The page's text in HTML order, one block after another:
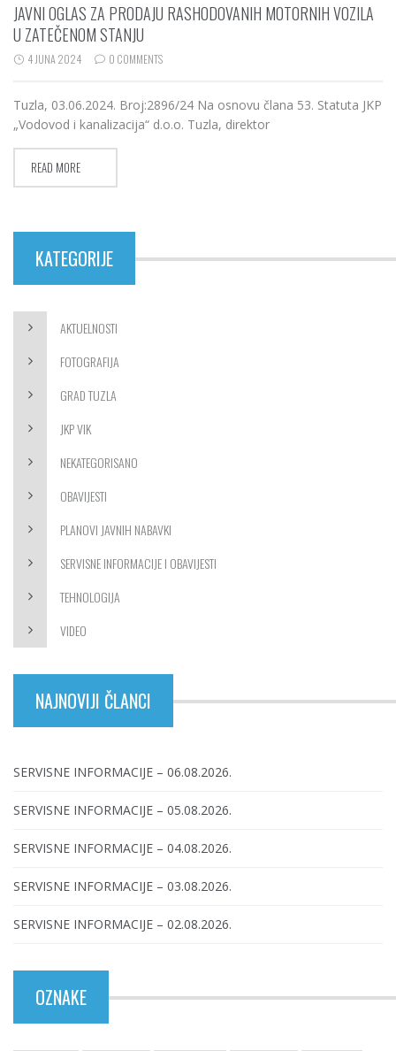
JAVNI OGLAS ZA PRODAJU RASHODOVANIH MOTORNIH VOZILA
U ZATEČENOM STANJU
4 JUNA 2024 0 COMMENTS
Tuzla, 03.06.2024. Broj:2896/24 Na osnovu člana 53. Statuta JKP
„Vodovod i kanalizacija“ d.o.o. Tuzla, direktor
READ MORE
KATEGORIJE
AKTUELNOSTI
FOTOGRAFIJA
GRAD TUZLA
JKP VIK
NEKATEGORISANO
OBAVIJESTI
PLANOVI JAVNIH NABAVKI
SERVISNE INFORMACIJE I OBAVIJESTI
TEHNOLOGIJA
VIDEO
NAJNOVIJI ČLANCI
SERVISNE INFORMACIJE – 06.08.2026.
SERVISNE INFORMACIJE – 05.08.2026.
SERVISNE INFORMACIJE – 04.08.2026.
SERVISNE INFORMACIJE – 03.08.2026.
SERVISNE INFORMACIJE – 02.08.2026.
OZNAKE